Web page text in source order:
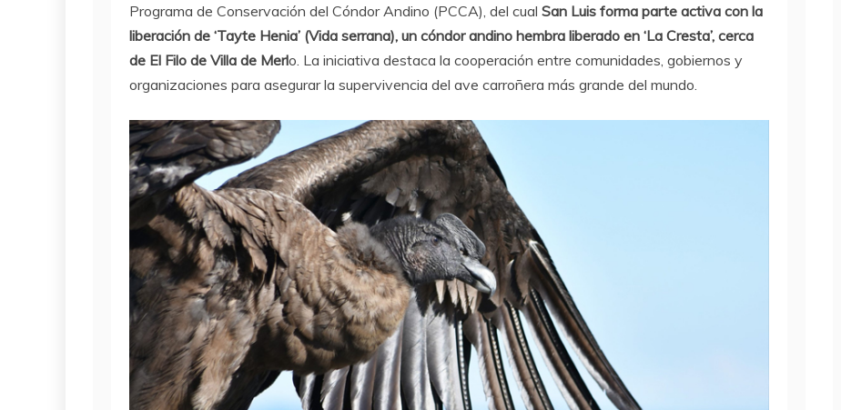
Programa de Conservación del Cóndor Andino (PCCA), del cual San Luis forma parte activa con la
liberación de ‘Tayte Henia’ (Vida serrana), un cóndor andino hembra liberado en ‘La Cresta’, cerca
de El Filo de Villa de Merlo. La iniciativa destaca la cooperación entre comunidades, gobiernos y
organizaciones para asegurar la supervivencia del ave carroñera más grande del mundo.